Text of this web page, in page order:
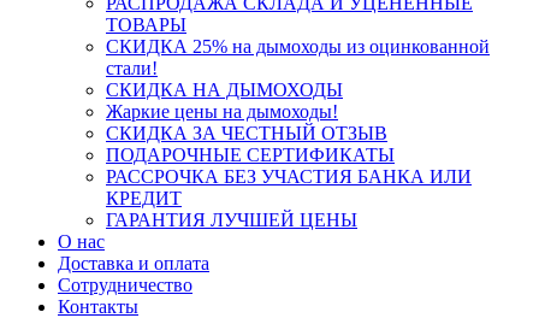
ТОВАРЫ
СКИДКА 25% на дымоходы из оцинкованной
стали!
СКИДКА НА ДЫМОХОДЫ
Жаркие цены на дымоходы!
СКИДКА ЗА ЧЕСТНЫЙ ОТЗЫВ
ПОДАРОЧНЫЕ СЕРТИФИКАТЫ
РАССРОЧКА БЕЗ УЧАСТИЯ БАНКА ИЛИ
КРЕДИТ
ГАРАНТИЯ ЛУЧШЕЙ ЦЕНЫ
О нас
Доставка и оплата
Сотрудничество
Контакты